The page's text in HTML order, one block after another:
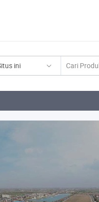
ini